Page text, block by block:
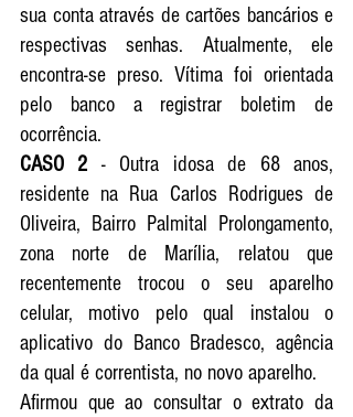
sua conta através de cartões bancários e
respectivas senhas. Atualmente, ele
encontra-se preso. Vítima foi orientada
pelo banco a registrar boletim de
ocorrência.
CASO 2 - Outra idosa de 68 anos,
residente na Rua Carlos Rodrigues de
Oliveira, Bairro Palmital Prolongamento,
zona norte de Marília, relatou que
recentemente trocou o seu aparelho
celular, motivo pelo qual instalou o
aplicativo do Banco Bradesco, agência
da qual é correntista, no novo aparelho.
Afirmou que ao consultar o extrato da